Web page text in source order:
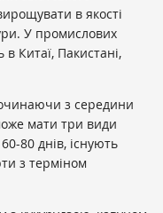
в якості
У промислових
Китаї, Пакистані,
з середини
мати три види
80 днів, існують
з терміном